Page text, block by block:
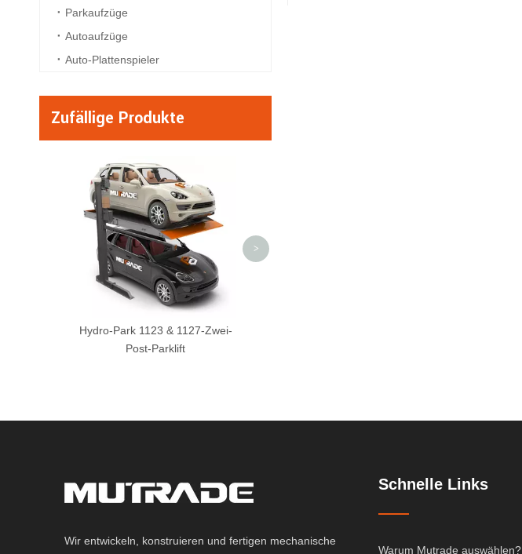
Parkaufzüge
Autoaufzüge
Auto-Plattenspieler
Zufällige Produkte
Hydro-Park 1123 & 1127-Zwei-
Post-Parklift
>
Wir entwickeln, konstruieren und fertigen mechanische
Schnelle Links
Warum Mutrade auswählen?